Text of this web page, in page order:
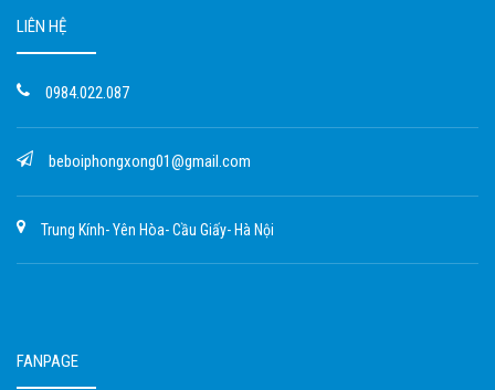
LIÊN HỆ
0984.022.087
beboiphongxong01@gmail.com
Trung Kính- Yên Hòa- Cầu Giấy- Hà Nội
FANPAGE